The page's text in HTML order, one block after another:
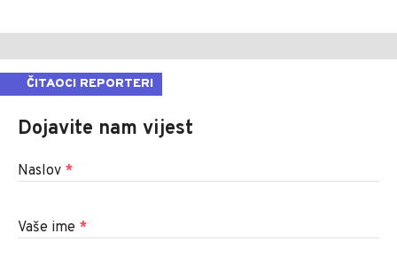
ČITAOCI REPORTERI
Dojavite nam vijest
Naslov *
Vaše ime *